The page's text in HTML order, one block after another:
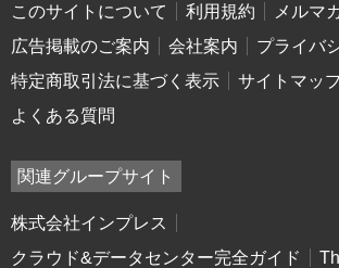
このサイトについて 利用規約
メルマ
広告掲載のご案内
会社案内
プライバ
特定商取引法に基づく表示
サイトマッ
よくある質問
関連グループサイト
株式会社インプレス
クラウド&データセンター完全ガイド